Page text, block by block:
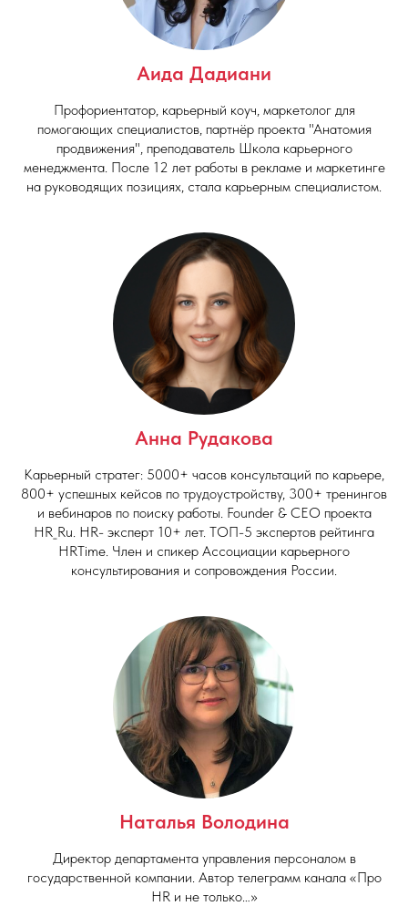
Аида Дадиани
Профориентатор, карьерный коуч, маркетолог для
помогающих специалистов, партнёр проекта "Анатомия
продвижения", преподаватель Школа карьерного
менеджмента. После 12 лет работы в рекламе и маркетинге
на руководящих позициях, стала карьерным специалистом.
Анна Рудакова
Карьерный стратег: 5000+ часов консультаций по карьере,
800+ успешных кейсов по трудоустройству, 300+ тренингов
и вебинаров по поиску работы. Founder & CEO проекта
HR_Ru. HR- эксперт 10+ лет. ТОП-5 экспертов рейтинга
HRTime. Член и спикер Ассоциации карьерного
консультирования и сопровождения России.
Наталья Володина
Директор департамента управления персоналом в
государственной компании. Автор телеграмм канала «Про
HR и не только…»